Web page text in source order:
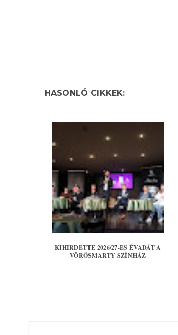
HASONLÓ CIKKEK:
KIHIRDETTE 2026/27-ES ÉVADÁT A
VÖRÖSMARTY SZÍNHÁZ